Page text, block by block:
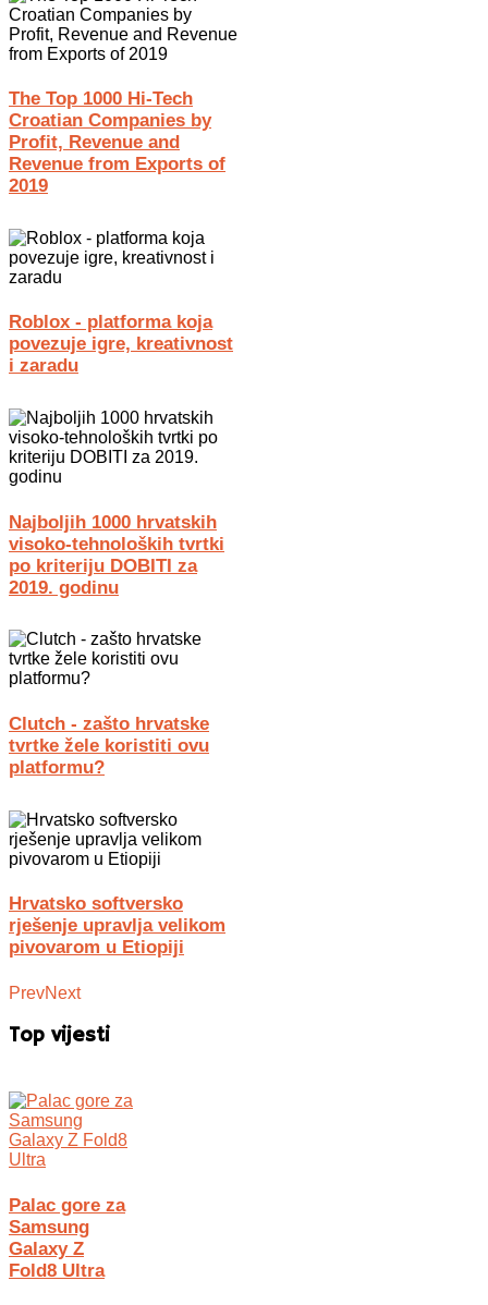
The Top 1000 Hi-Tech
Croatian Companies by
Profit, Revenue and
Revenue from Exports of
2019
Roblox - platforma koja
povezuje igre, kreativnost
i zaradu
Najboljih 1000 hrvatskih
visoko-tehnoloških tvrtki
po kriteriju DOBITI za
2019. godinu
Clutch - zašto hrvatske
tvrtke žele koristiti ovu
platformu?
Hrvatsko softversko
rješenje upravlja velikom
pivovarom u Etiopiji
PrevNext
Top vijesti
Palac gore za
Samsung
Galaxy Z
Fold8 Ultra